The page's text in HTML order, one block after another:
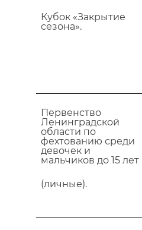
Кубок «Закрытие
сезона».
Первенство
Ленинградской
области по
фехтованию среди
девочек и
мальчиков до 15 лет
(личные).